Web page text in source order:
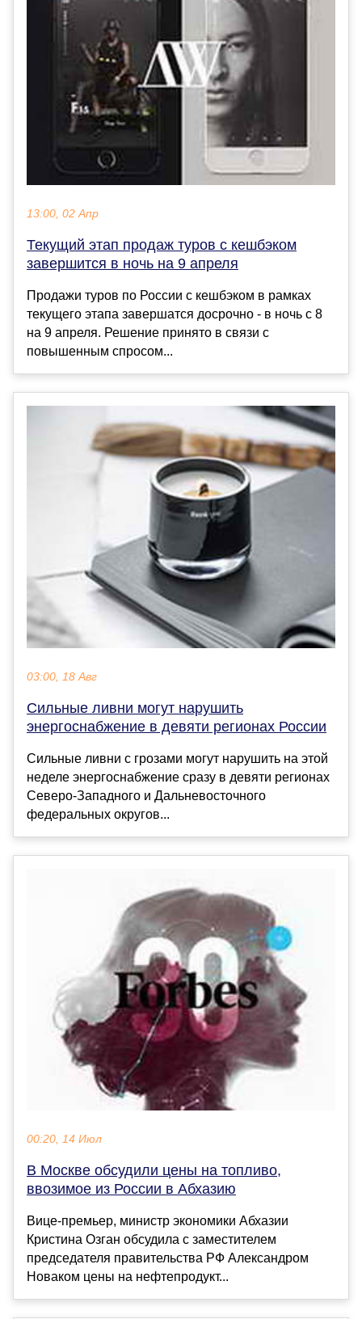
13:00, 02 Апр
Текущий этап продаж туров с кешбэком
завершится в ночь на 9 апреля
Продажи туров по России с кешбэком в рамках
текущего этапа завершатся досрочно - в ночь с 8
на 9 апреля. Решение принято в связи с
повышенным спросом...
03:00, 18 Авг
Сильные ливни могут нарушить
энергоснабжение в девяти регионах России
Сильные ливни с грозами могут нарушить на этой
неделе энергоснабжение сразу в девяти регионах
Северо-Западного и Дальневосточного
федеральных округов...
00:20, 14 Июл
В Москве обсудили цены на топливо,
ввозимое из России в Абхазию
Вице-премьер, министр экономики Абхазии
Кристина Озган обсудила с заместителем
председателя правительства РФ Александром
Новаком цены на нефтепродукт...